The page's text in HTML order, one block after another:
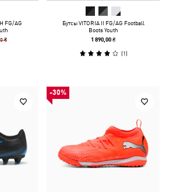
FG/AG
₴
Бутсы VITORIA II FG/AG Football
Boots Youth
1 890,00 ₴
(1)
-30%